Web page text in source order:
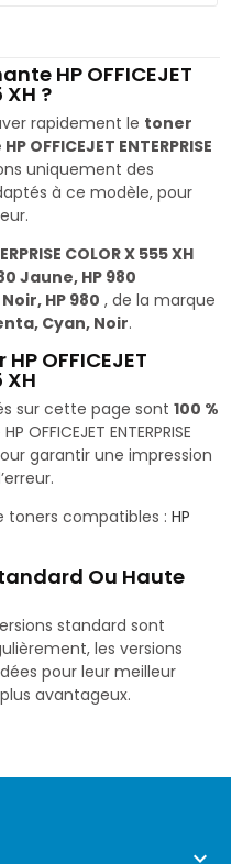
HP OFFICEJET
XH ?
rapidement le toner
OFFICEJET ENTERPRISE
uniquement des
à ce modèle, pour
COLOR X 555 XH
Jaune, HP 980
HP 980 , de la marque
Cyan, Noir.
OFFICEJET
XH
sur cette page sont 100 %
OFFICEJET ENTERPRISE
garantir une impression
toners compatibles : HP
Ou Haute
standard sont
les versions
pour leur meilleur
avantageux.
